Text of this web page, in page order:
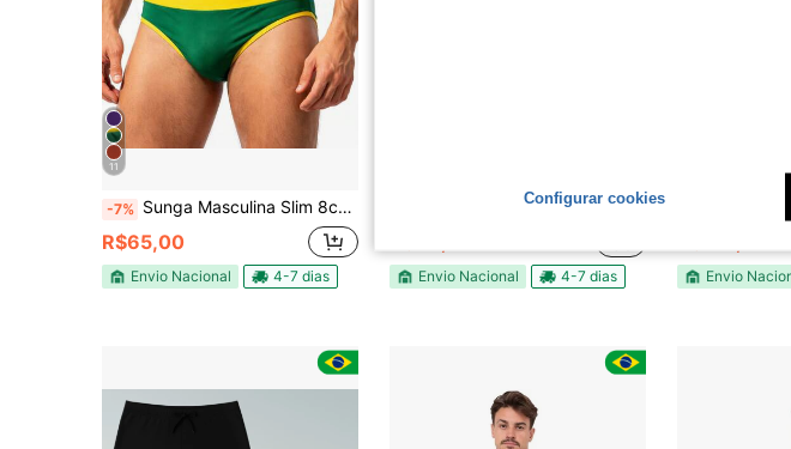
11
-7% Sunga Masculina Slim 8cm Lateral Diandrher Toque Moderno Confortável Praia Piscina Sol Verão
R$65,00
Envio Nacional 4-7 dias
Sunga Masculina Slim Lisa com Forro e Cordão Ajustável Praia Verão
Envio Nacional 4-7 dias
Combo 3 Sunga
Envio
Configurar cookies